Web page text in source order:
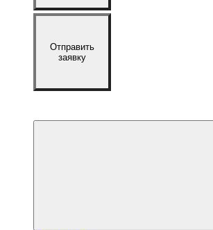
Отправить
заявку